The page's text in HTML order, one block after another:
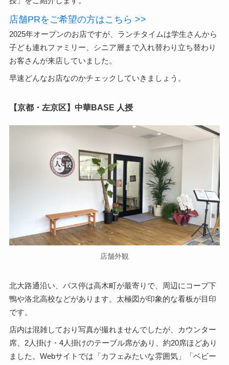
店舗PRをご希望の方はこちら >>
2025年オープンのお店ですが、ランチタイムは学生さんから
子ども連れファミリー、シニア層まで入れ替わり立ち替わり
お客さんが来店していました。
早速どんなお店なのかチェックしていきましょう。
【京都・左京区】中華BASE 人授
店舗外観
北大路通沿い、バス停は高木町が最寄りで、周辺にコープ下
鴨や洛北高校などがあります。太極図が印象的な看板が目印
です。
店内は混雑しており写真が撮れませんでしたが、カウンター
席、2人掛け・4人掛けのテーブル席があり、約20席ほどあり
ました。Webサイトでは「カフェみたいな雰囲気」「ベビー